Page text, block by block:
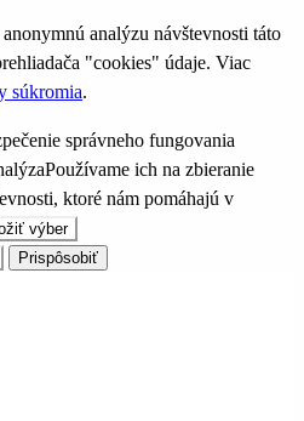
analýzu návštevnosti táto
"cookies" údaje. Viac
súkromia.
správneho fungovania
Používame ich na zbieranie
ktoré nám pomáhajú v
výber
Prispôsobiť